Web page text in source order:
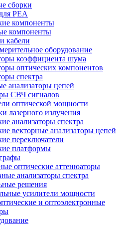
сборки
РЕА
компоненты
компоненты
кабели
оборудование
коэффициента шума
оптических компонентов
спектра
анализаторы цепей
СВЧ сигналов
оптической мощности
лазерного излучения
анализаторы спектра
векторные анализаторы цепей
переключатели
платформы
оптические аттенюаторы
анализаторы спектра
решения
усилители мощности
и оптоэлектронные